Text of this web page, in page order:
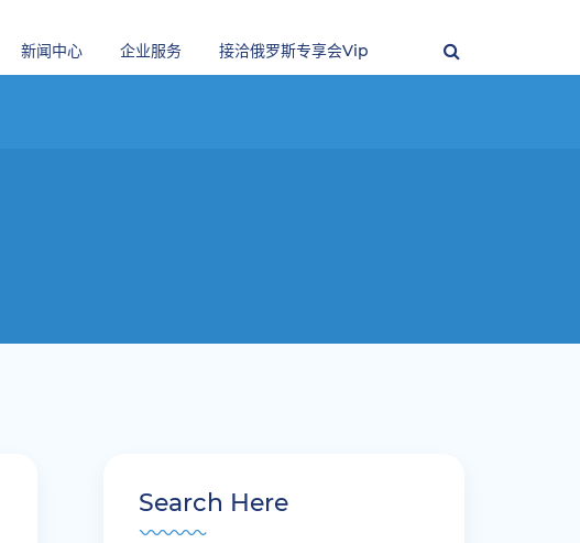
新闻中心 企业服务 接洽俄罗斯专享会vip
Search Here